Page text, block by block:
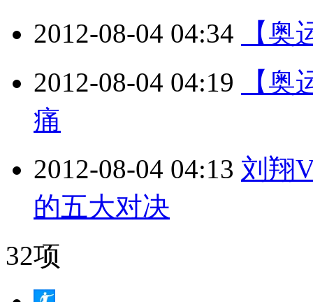
2012-08-04 04:34
【
2012-08-04 04:19
【
痛
2012-08-04 04:13 刘翔
的五大对决
32项